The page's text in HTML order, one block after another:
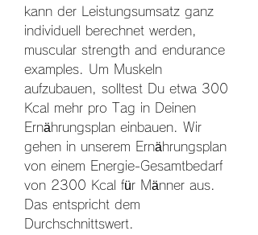
kann der Leistungsumsatz ganz
individuell berechnet werden,
muscular strength and endurance
examples. Um Muskeln
aufzubauen, solltest Du etwa 300
Kcal mehr pro Tag in Deinen
Ernährungsplan einbauen. Wir
gehen in unserem Ernährungsplan
von einem Energie-Gesamtbedarf
von 2300 Kcal für Männer aus.
Das entspricht dem
Durchschnittswert.